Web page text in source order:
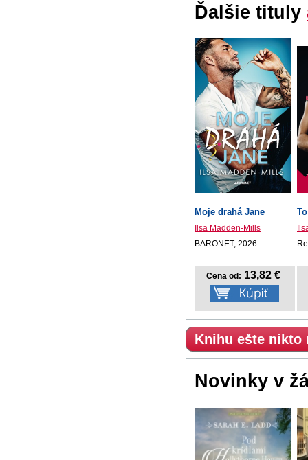
Ďalšie tituly
Moje drahá Jane
Ilsa Madden-Mills
BARONET, 2026
Cena od: 13,82 €
Knihu ešte nikto
Novinky v